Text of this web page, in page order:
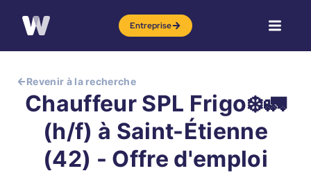
Entreprise
Revenir à la recherche
Chauffeur SPL Frigo❄️🚛
(h/f) à Saint-Étienne
(42) - Offre d'emploi